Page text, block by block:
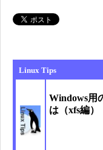
Linux Tips
Windows用
は（xfs編）